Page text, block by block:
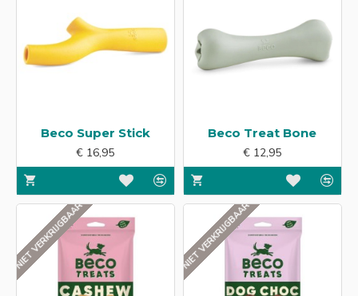
Beco Super Stick
€ 16,95
Beco Treat Bone
€ 12,95
NIET VERKRIJGBAAR NIET VERKRIJGBAAR